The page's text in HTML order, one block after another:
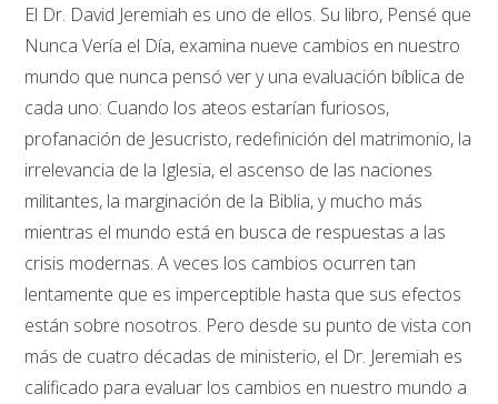
El Dr. David Jeremiah es uno de ellos. Su libro, Pensé que
Nunca Vería el Día, examina nueve cambios en nuestro
mundo que nunca pensó ver y una evaluación bíblica de
cada uno: Cuando los ateos estarían furiosos,
profanación de Jesucristo, redefinición del matrimonio, la
irrelevancia de la Iglesia, el ascenso de las naciones
militantes, la marginación de la Biblia, y mucho más
mientras el mundo está en busca de respuestas a las
crisis modernas. A veces los cambios ocurren tan
lentamente que es imperceptible hasta que sus efectos
están sobre nosotros. Pero desde su punto de vista con
más de cuatro décadas de ministerio, el Dr. Jeremiah es
calificado para evaluar los cambios en nuestro mundo a